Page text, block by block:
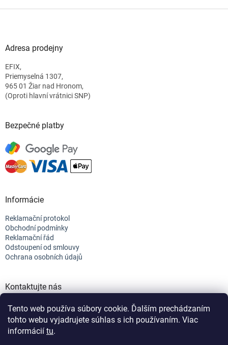
Tento web používa súbory cookie. Ďalším prechádzaním
tohto webu vyjadrujete súhlas s ich používaním. Viac
informácií tu.
Adresa prodejny
EFIX,
Priemyselná 1307,
965 01 Žiar nad Hronom,
(Oproti hlavní vrátnici SNP)
Bezpečné platby
Informácie
Reklamační protokol
Obchodní podmínky
Reklamační řád
Odstoupení od smlouvy
Ochrana osobních údajů
Kontaktujte nás
+421 944 682 154
info@efix.top